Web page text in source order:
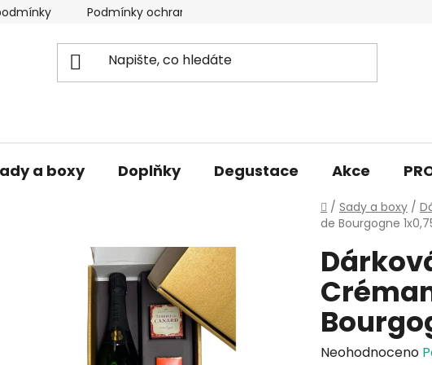
Podmínky ochrany osobních údajů
a boxy Doplňky Degustace Akce
Domů
/ Sady a boxy /
de Bourgogne
Průměrné
Neohodnoceno